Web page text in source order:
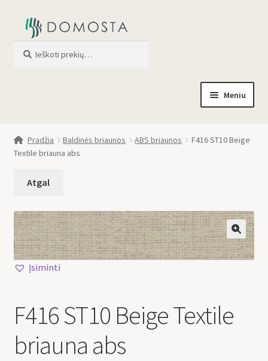
Meniu
Parduotuvė
Apie mus
Profilis
Pradžia Baldinės briaunos ABS briaunos
F416 ST10 Beige
Textile briauna abs
🔍
Įsiminti
F416 ST10 Beige Textile
briauna abs